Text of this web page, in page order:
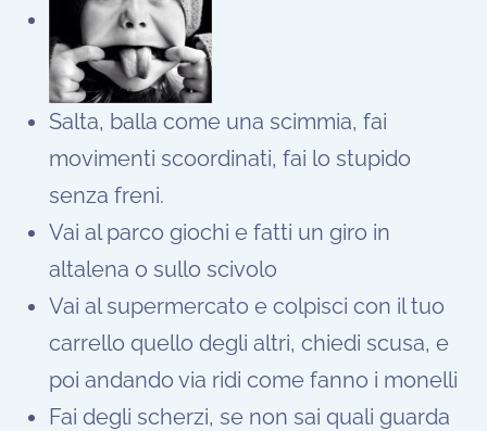
Salta, balla come una scimmia, fai
movimenti scoordinati, fai lo stupido
senza freni.
Vai al parco giochi e fatti un giro in
altalena o sullo scivolo
Vai al supermercato e colpisci con il tuo
carrello quello degli altri, chiedi scusa, e
poi andando via ridi come fanno i monelli
Fai degli scherzi, se non sai quali guarda